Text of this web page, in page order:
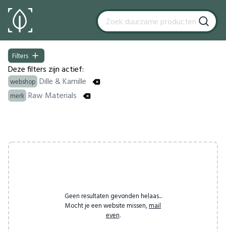
Filters
Filters
Deze filters zijn actief:
webshop Dille & Kamille
merk Raw Materials
Geen resultaten gevonden helaas...
Mocht je een website missen, mail
even.